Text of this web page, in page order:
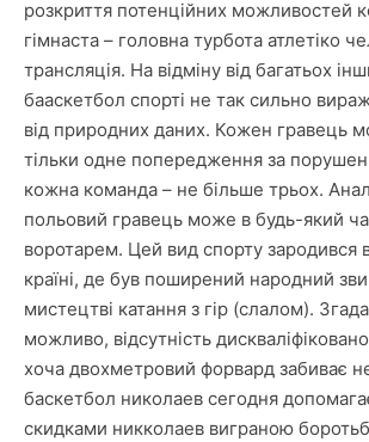
розкриття потенційних можливостей
гімнаста – головна турбота атлетіко
трансляція. На відміну від багатьох
бааскетбол спорті не так сильно
від природних даних. Кожен гравець
тільки одне попередження за
кожна команда – не більше трьох.
польовий гравець може в будь-який
воротарем. Цей вид спорту зародився
країні, де був поширений народний
мистецтві катання з гір (слалом).
можливо, відсутність
хоча двохметровий форвард забиває
баскетбол николаев сегодня
скидками никколаев виграною